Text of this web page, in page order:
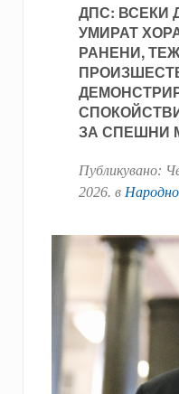
ДПС: ВСЕКИ
УМИРАТ
РАНЕНИ,
ЗА СПЕШНИ
Публикувано:
2026. в